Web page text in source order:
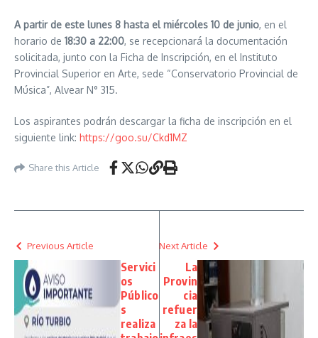
A partir de este lunes 8 hasta el miércoles 10 de junio, en el
horario de 18:30 a 22:00, se recepcionará la documentación
solicitada, junto con la Ficha de Inscripción, en el Instituto
Provincial Superior en Arte, sede “Conservatorio Provincial de
Música”, Alvear N° 315.
Los aspirantes podrán descargar la ficha de inscripción en el
siguiente link: https://goo.su/Ckd1MZ
Share this Article
Previous Article
Servici
os
Público
s
realiza
Next Article
La
Provin
cia
refuer
za la